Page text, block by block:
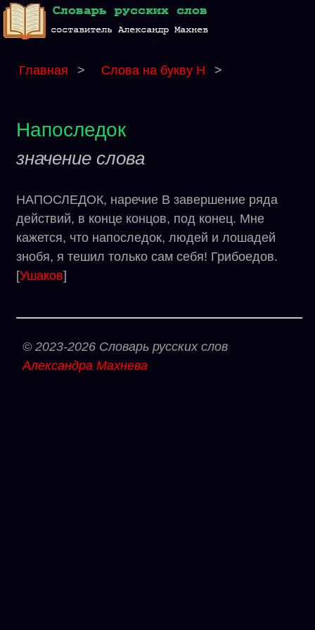
Главная > Слова на букву Н >
Напоследок
значение слова
НАПОСЛЕДОК, наречие В завершение ряда
действий, в конце концов, под конец. Мне
кажется, что напоследок, людей и лошадей
знобя, я тешил только сам себя! Грибоедов.
[Ушаков]
© 2023-2026 Словарь русских слов
Александра Махнева